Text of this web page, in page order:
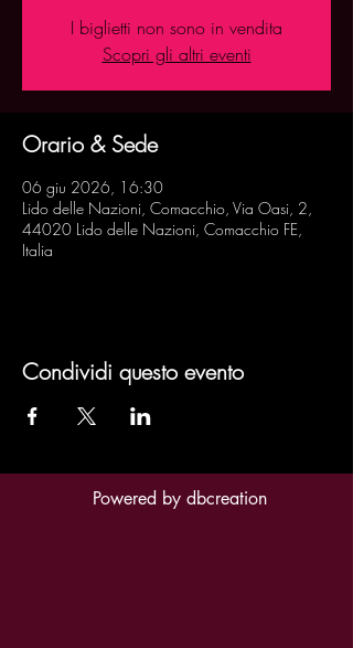
I biglietti non sono in vendita
Scopri gli altri eventi
Orario & Sede
06 giu 2026, 16:30
Lido delle Nazioni, Comacchio, Via Oasi, 2,
44020 Lido delle Nazioni, Comacchio FE,
Italia
Condividi questo evento
Powered by dbcreation